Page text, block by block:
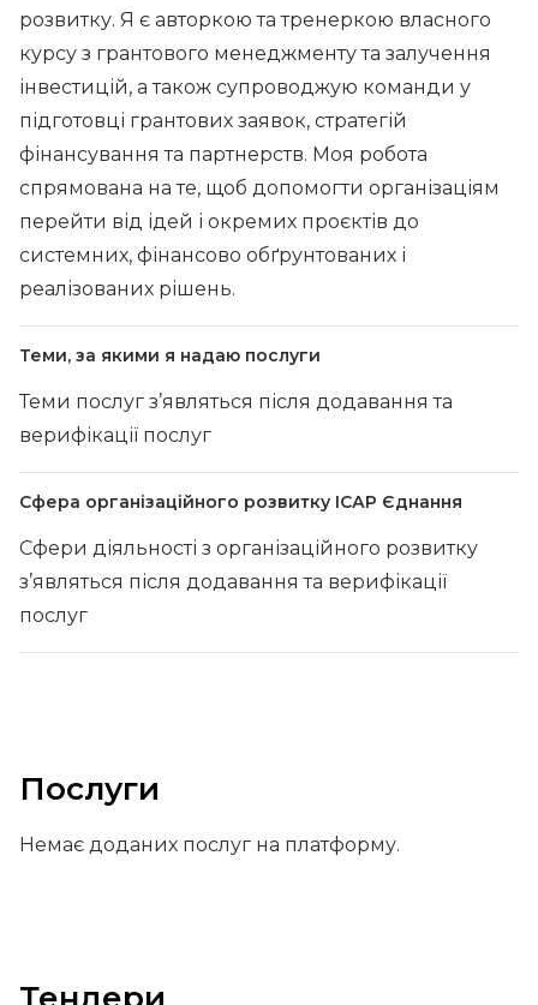
розвитку. Я є авторкою та тренеркою власного
курсу з грантового менеджменту та залучення
інвестицій, а також супроводжую команди у
підготовці грантових заявок, стратегій
фінансування та партнерств. Моя робота
спрямована на те, щоб допомогти організаціям
перейти від ідей і окремих проєктів до
системних, фінансово обґрунтованих і
реалізованих рішень.
Теми, за якими я надаю послуги
Теми послуг з’являться після додавання та
верифікації послуг
Сфера організаційного розвитку ІСАР Єднання
Сфери діяльності з організаційного розвитку
з’являться після додавання та верифікації
послуг
Послуги
Немає доданих послуг на платформу.